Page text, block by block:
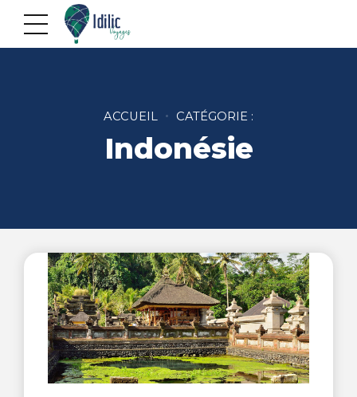
ACCUEIL CATÉGORIE :
Indonésie